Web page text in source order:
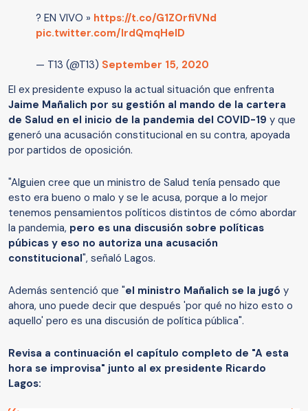
? EN VIVO » https://t.co/G1ZOrfiVNd
pic.twitter.com/IrdQmqHeID
— T13 (@T13) September 15, 2020
El ex presidente expuso la actual situación que enfrenta
Jaime Mañalich por su gestión al mando de la cartera
de Salud en el inicio de la pandemia del COVID-19 y que
generó una acusación constitucional en su contra, apoyada
por partidos de oposición.
"Alguien cree que un ministro de Salud tenía pensado que
esto era bueno o malo y se le acusa, porque a lo mejor
tenemos pensamientos políticos distintos de cómo abordar
la pandemia, pero es una discusión sobre políticas
púbicas y eso no autoriza una acusación
constitucional", señaló Lagos.
Además sentenció que "el ministro Mañalich se la jugó y
ahora, uno puede decir que después 'por qué no hizo esto o
aquello' pero es una discusión de política pública".
Revisa a continuación el capítulo completo de "A esta
hora se improvisa" junto al ex presidente Ricardo
Lagos: